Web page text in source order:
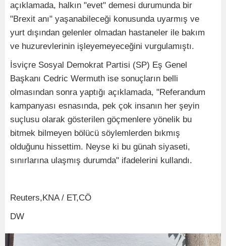
açıklamada, halkın "evet" demesi durumunda bir
"Brexit anı" yaşanabileceği konusunda uyarmış ve
yurt dışından gelenler olmadan hastaneler ile bakım
ve huzurevlerinin işleyemeyeceğini vurgulamıştı.
İsviçre Sosyal Demokrat Partisi (SP) Eş Genel
Başkanı Cedric Wermuth ise sonuçların belli
olmasından sonra yaptığı açıklamada, "Referandum
kampanyası esnasında, pek çok insanın her şeyin
suçlusu olarak gösterilen göçmenlere yönelik bu
bitmek bilmeyen bölücü söylemlerden bıkmış
olduğunu hissettim. Neyse ki bu günah siyaseti,
sınırlarına ulaşmış durumda" ifadelerini kullandı.
Reuters,KNA / ET,CÖ
DW